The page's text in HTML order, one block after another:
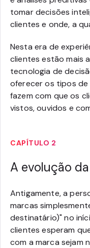
tomar decisões
clientes e onde, a
Nesta era de
clientes estão mais
tecnologia de
oferecer os tipos de
fazem com que os
vistos, ouvidos e
CAPÍTULO 2
A evolução
Antigamente, a
marcas
destinatário)" no
clientes esperam
com a marca sejam